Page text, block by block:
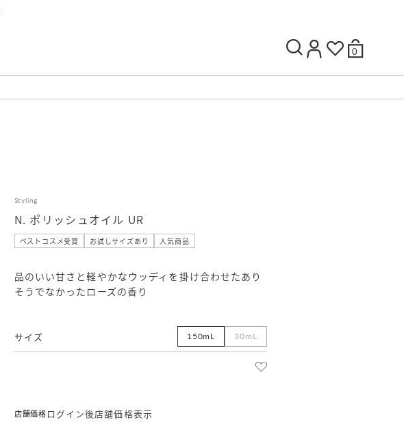
0
Styling
N. ポリッシュオイル UR
ベストコスメ受賞 お試しサイズあり 人気商品
品のいい甘さと軽やかなウッディを掛け合わせたあり
そうでなかったローズの香り
サイズ 150mL 30mL
店舗価格ログイン後店舗価格表示